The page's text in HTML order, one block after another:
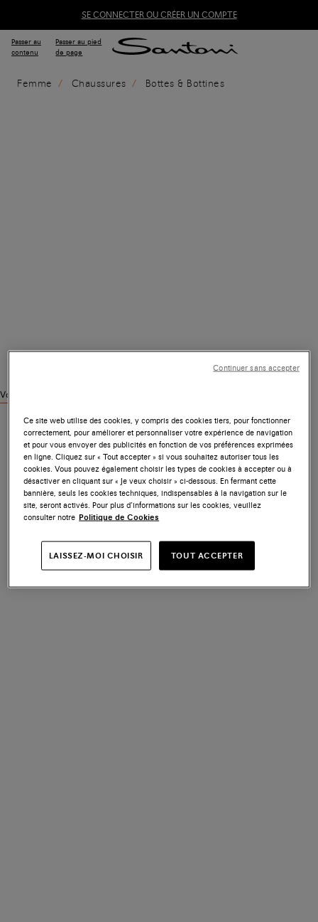
SE CONNECTER OU CRÉER UN COMPTE
Passer au
contenu
Passer au pied
de page
Femme Chaussures Bottes & Bottines
Voir des produits similaires
Ce site web utilise des cookies, y compris des cookies tiers, pour fonctionner
correctement, pour améliorer et personnaliser votre expérience de navigation
et pour vous envoyer des publicités en fonction de vos préférences exprimées
en ligne. Cliquez sur « Tout accepter » si vous souhaitez autoriser tous les
cookies. Vous pouvez également choisir les types de cookies à accepter ou à
désactiver en cliquant sur « Je veux choisir » ci-dessous. En fermant cette
bannière, seuls les cookies techniques, indispensables à la navigation sur le
site, seront activés. Pour plus d’informations sur les cookies, veuillez
consulter notre Politique de Cookies
LAISSEZ-MOI CHOISIR TOUT ACCEPTER
Continuer sans accepter